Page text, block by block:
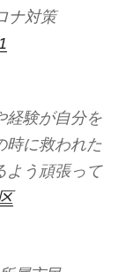
ナ対策
経験が自分を
時に救われた
よう頑張って